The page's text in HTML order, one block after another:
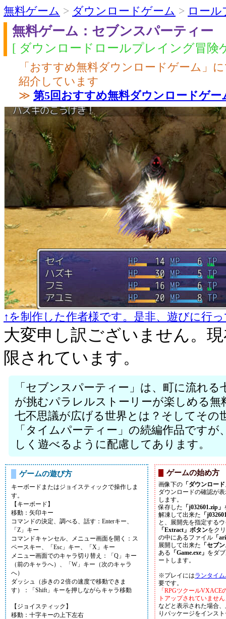
無料ゲーム > ダウンロードゲーム > ロー
無料ゲーム：セブンスパーティー
[ ダウンロードロールプレイング冒険
「おすすめ無料ダウンロードゲーム」
紹介しています
≫ 第5回おすすめ無料ダウンロードゲー
↑を制作した作者様です。是非、遊びに行
大変申し訳ございません。
限されています。
「セブンスパーティー」は、町に流れ
が挑むパラレルストーリーが楽しめる無
七不思議が広げる世界とは？そしてそ
「タイムパーティー」の続編作品です
しく遊べるように配慮してあります。
ゲームの遊び方
キーボードまたはジョイスティックで操作しま
す。
【キーボード】
移動：矢印キー
コマンドの決定、調べる、話す：Enterキー、
「Z」キー
コマンドキャンセル、メニュー画面を開く：ス
ペースキー、「Esc」キー、「X」キー
メニュー画面でのキャラ切り替え：「Q」キー
（前のキャラへ）、「W」キー（次のキャラ
へ）
ダッシュ（歩きの２倍の速度で移動できま
す）：「Shift」キーを押しながらキャラ移動
【ジョイスティック】
移動：十字キーの上下左右
ゲームの始め方
画像下の 「ダウンロー
ダウンロードの確認が
します。
保存した 「j032601.zip」
解凍して出来た 「
と、展開先を指定する
「Extract」ボタンをク
の中にあるファイル 「
展開して出来た 「セブ
ある 「Game.exe」 をダ
ートします。
※プレイにはランタイ
要です。
「RPGツクール
トアップされていませ
などと表示された場合
りパッケージをインス